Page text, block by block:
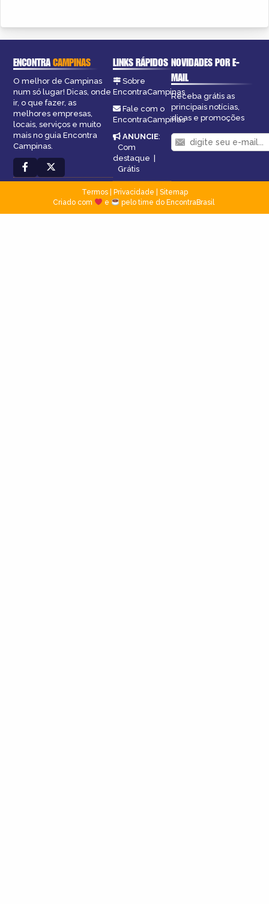
ENCONTRACAMPINAS
O melhor de Campinas
num só lugar! Dicas, onde
ir, o que fazer, as
melhores empresas,
locais, serviços e muito
mais no guia Encontra
Campinas.
LINKS RÁPIDOS
Sobre
EncontraCampinas
Fale com o
EncontraCampinas
ANUNCIE:
Com
destaque |
Grátis
NOVIDADES POR E-
MAIL
Receba grátis as
principais notícias,
dicas e promoções
Termos| Privacidade
Sitemap
Criado com
e pelo time do EncontraBrasil